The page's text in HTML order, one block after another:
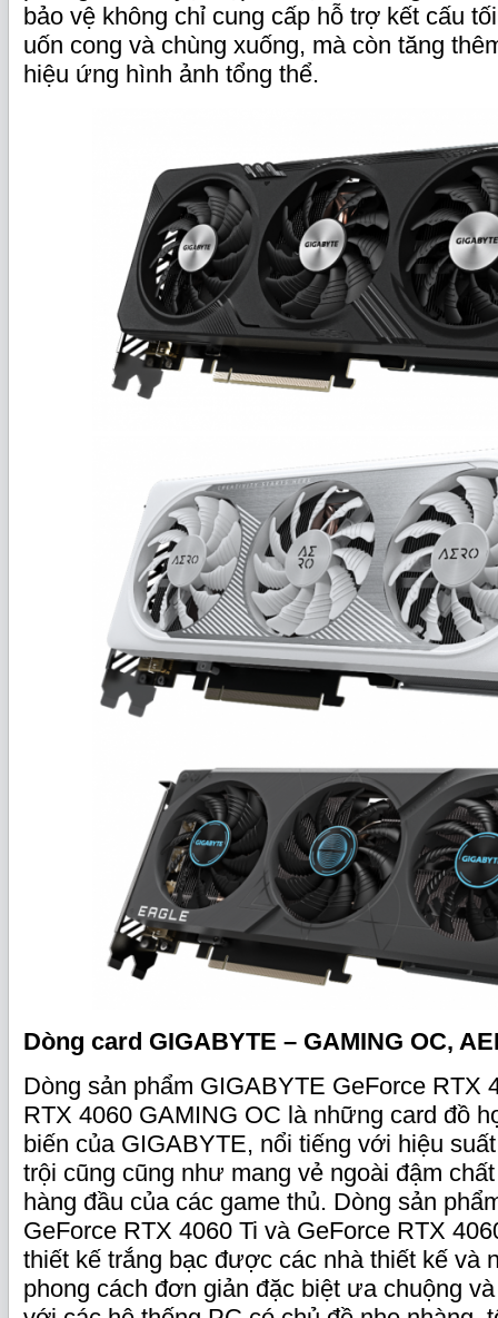
bảo vệ không chỉ cung cấp hỗ trợ kết cấu
uốn cong và chùng xuống, mà còn tăng
hiệu ứng hình ảnh tổng thể.
Dòng card GIGABYTE – GAMING OC,
Dòng sản phẩm GIGABYTE GeForce RTX
RTX 4060 GAMING OC là những card đồ
biến của GIGABYTE, nổi tiếng với hiệu
trội cũng cũng như mang vẻ ngoài đậm
hàng đầu của các game thủ. Dòng sản
GeForce RTX 4060 Ti và GeForce RTX
thiết kế trắng bạc được các nhà thiết kế và
phong cách đơn giản đặc biệt ưa chuộng